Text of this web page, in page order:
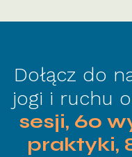
Dołącz do
jogi i ruchu
sesji, 60
praktyki,